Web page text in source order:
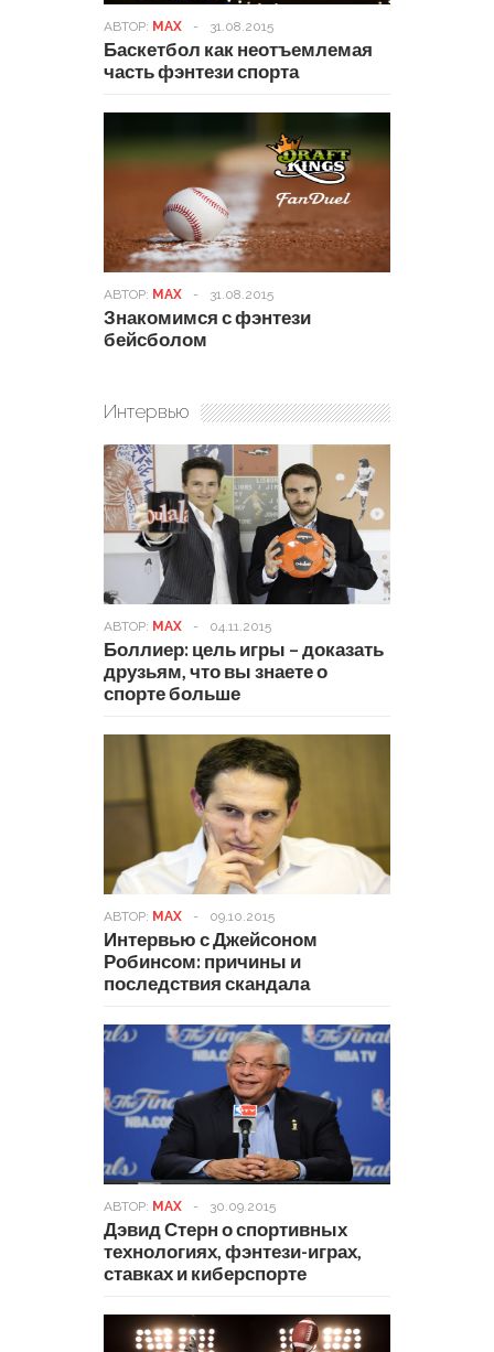
АВТОР: MAX - 31.08.2015
Баскетбол как неотъемлемая
часть фэнтези спорта
АВТОР: MAX - 31.08.2015
Знакомимся с фэнтези
бейсболом
Интервью
АВТОР: MAX - 04.11.2015
Боллиер: цель игры – доказать
друзьям, что вы знаете о
спорте больше
АВТОР: MAX - 09.10.2015
Интервью с Джейсоном
Робинсом: причины и
последствия скандала
АВТОР: MAX - 30.09.2015
Дэвид Стерн о спортивных
технологиях, фэнтези-играх,
ставках и киберспорте